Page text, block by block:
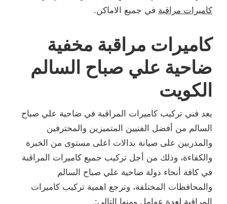
كاميرات مراقبة في جميع الاماكن.
كاميرات مراقبة مخفية
ضاحية علي صباح السالم
الكويت
يعد فني تركيب كاميرات المراقبة في ضاحية علي صباح
السالم من أفضل الفنيين المتميزين والمحترفين
والمدربين على صيانة بدالات اعلى مستوى من الخبرة
والكفاءة، وذلك من أجل تركيب جميع كاميرات المراقبة
في كافة أنحاء دولة ضاحية علي صباح السالم
والمحافظات المختلفة، وترجع اهمية تركيب كاميرات
المراقبة لعدة عوامل ومنها التالي: